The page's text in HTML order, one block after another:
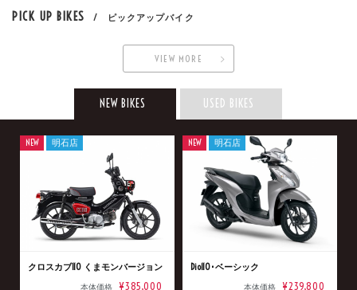
PICK UP BIKES / ピックアップバイク
VIEW MORE
NEW BIKES USED BIKES
クロスカブ110 くまモンバージョン
本体価格 ¥385,000
NEW 明石店
Dio110･ベーシック
本体価格 ¥239,800
NEW 明石店